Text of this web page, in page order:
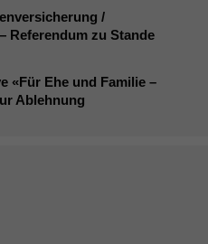
/
Referendum zu Stande
«Für Ehe und Familie –
Ablehnung